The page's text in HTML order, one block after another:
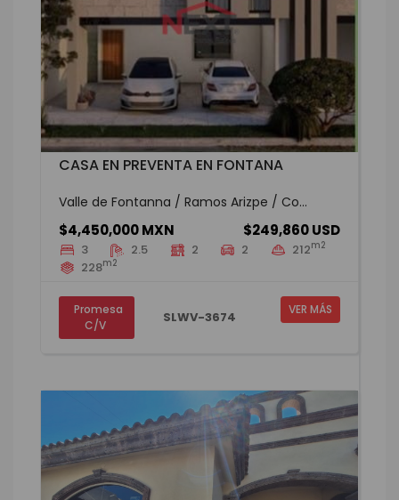
CASA EN PREVENTA EN FONTANA
Valle de Fontanna / Ramos Arizpe / Co...
$4,450,000 MXN $249,860 USD
3 2.5 2 2 212m2
228m2
Promesa
C/V
SLWV-3674 VER MÁS